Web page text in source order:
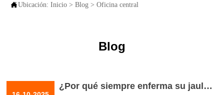
Ubicación: Inicio > Blog > Oficina central
Blog
¿Por qué siempre enferma su jaula